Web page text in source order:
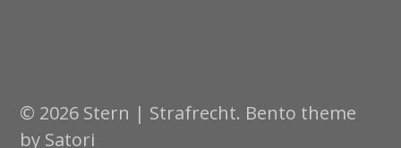
© 2026 Stern | Strafrecht. Bento theme
by Satori